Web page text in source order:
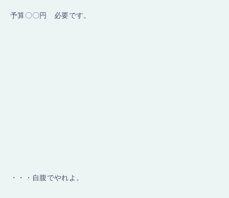
予算〇〇円 必要です。
・・・自腹でやれよ。